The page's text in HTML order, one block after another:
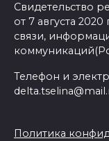
Свидетельство
от 7 августа
связи,
Телефон и
Политика